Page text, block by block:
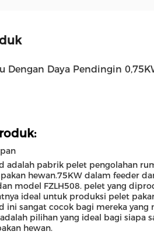
Dengan Daya Pendingin
adalah pabrik pelet pengolahan
hewan.75KW dalam feeder
model FZLH508. pelet yang
ideal untuk produksi pelet
ini sangat cocok bagi mereka
pilihan yang ideal bagi siapa
hewan.